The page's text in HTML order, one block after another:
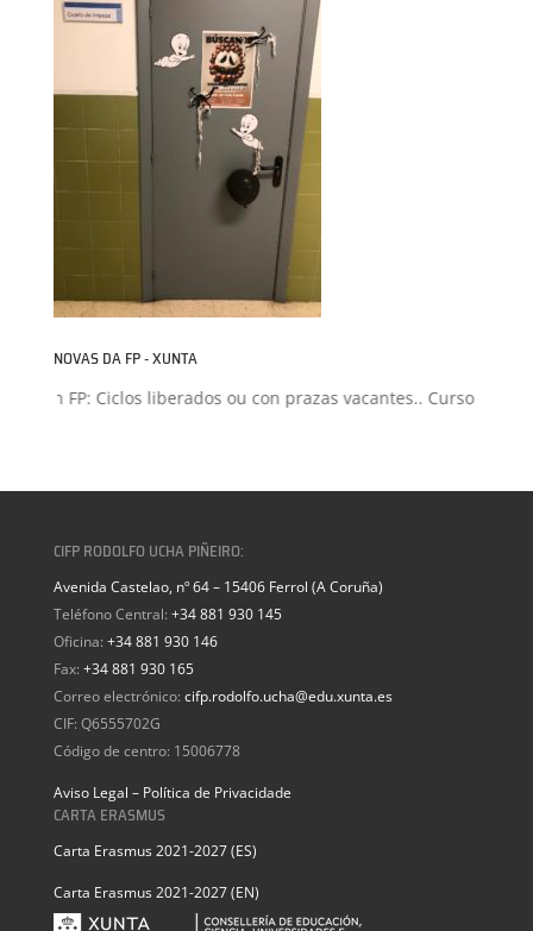
NOVAS DA FP - XUNTA
FP: Ciclos liberados ou con prazas vacantes.. Curso 2026-
CIFP RODOLFO UCHA PIÑEIRO:
Avenida Castelao, nº 64 – 15406 Ferrol (A Coruña)
Teléfono Central: +34 881 930 145
Oficina: +34 881 930 146
Fax: +34 881 930 165
Correo electrónico: cifp.rodolfo.ucha@edu.xunta.es
CIF: Q6555702G
Código de centro: 15006778
Aviso Legal – Política de Privacidade
CARTA ERASMUS
Carta Erasmus 2021-2027 (ES)
Carta Erasmus 2021-2027 (EN)